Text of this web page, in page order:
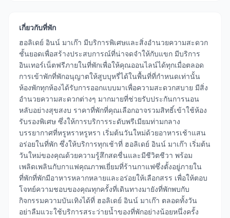
เกี่ยวกับที่พัก
ฮอลิเดย์ อินน์ มาเก๊า มีบริการพิเศษและสิ่งอำนวยความสะดวก
ชั้นยอดเพื่อสร้างประสบการณ์ที่น่าจดจำให้กับแขก มีบริการ
อินเทอร์เน็ตฟรีภายในที่พักเพื่อให้คุณออนไลน์ได้ทุกเมื่อตลอด
การเข้าพักที่พักอนุญาตให้สูบบุหรี่ได้ในพื้นที่ที่กำหนดเท่านั้น
ห้องพักทุกห้องได้รับการออกแบบมาเพื่อความสะดวกสบาย มีสิ่ง
อำนวยความสะดวกต่างๆ มากมายที่ช่วยรับประกันการนอน
หลับอย่างสุขสงบ ราคาที่พักที่คุณเลือกอาจรวมสิทธิ์เข้าใช้ห้อง
รับรองพิเศษ ซึ่งให้การบริการระดับพรีเมียมท่ามกลาง
บรรยากาศที่หรูหราหรูหรา เริ่มต้นวันใหม่ด้วยอาหารเช้าแสน
อร่อยในที่พัก ซึ่งให้บริการทุกเช้าที่ ฮอลิเดย์ อินน์ มาเก๊า เริ่มต้น
วันใหม่ของคุณด้วยความรู้สึกสดชื่นและมีชีวิตชีวา พร้อม
เพลิดเพลินกับกาแฟคุณภาพเยี่ยมที่ร้านกาแฟซึ่งตั้งอยู่ภายใน
ที่พักที่พักมีอาหารหลากหลายและอร่อยให้เลือกสรร เพื่อให้ตอบ
โจทย์ความชอบของคุณทุกครั้งที่เดินทางมายังที่พักพบกับ
กิจกรรมความบันเทิงได้ที่ ฮอลิเดย์ อินน์ มาเก๊า ตลอดทั้งวัน
อย่าลืมแวะใช้บริการสระว่ายน้ำของที่พักอย่างน้อยหนึ่งครั้ง